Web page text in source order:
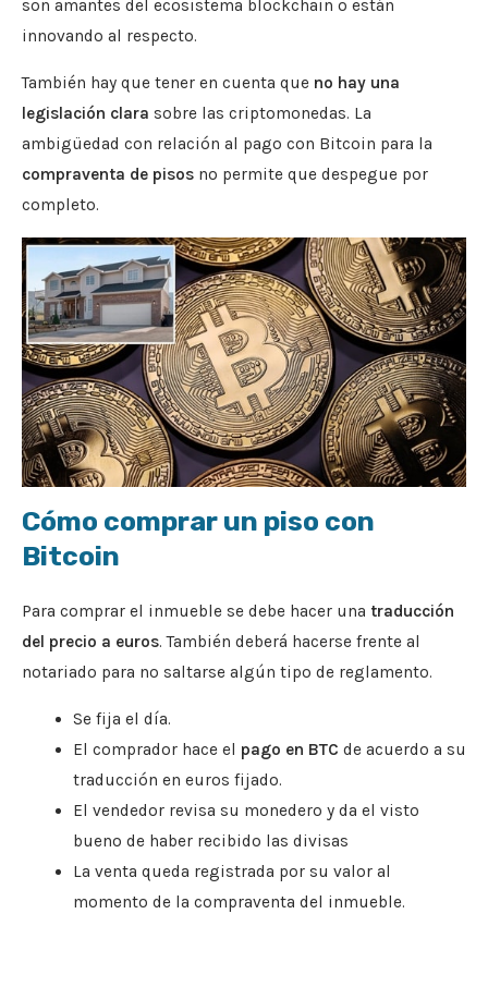
son amantes del ecosistema blockchain o están
innovando al respecto.
También hay que tener en cuenta que no hay una
legislación clara sobre las criptomonedas. La
ambigüedad con relación al pago con Bitcoin para la
compraventa de pisos no permite que despegue por
completo.
Cómo comprar un piso con
Bitcoin
Para comprar el inmueble se debe hacer una traducción
del precio a euros. También deberá hacerse frente al
notariado para no saltarse algún tipo de reglamento.
Se fija el día.
El comprador hace el pago en BTC de acuerdo a su
traducción en euros fijado.
El vendedor revisa su monedero y da el visto
bueno de haber recibido las divisas
La venta queda registrada por su valor al
momento de la compraventa del inmueble.